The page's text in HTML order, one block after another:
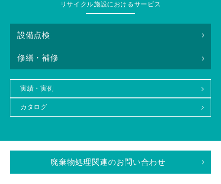
リサイクル施設におけるサービス
設備点検
修繕・補修
実績・実例
カタログ
廃棄物処理関連のお問い合わせ